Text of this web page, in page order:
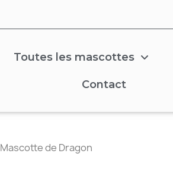
Toutes les mascottes
Contact
Mascotte de Dragon